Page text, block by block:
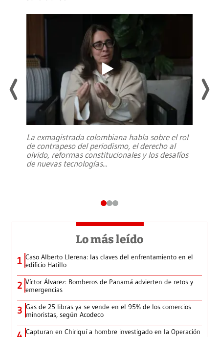
La exmagistrada colombiana habla sobre el rol
de contrapeso del periodismo, el derecho al
olvido, reformas constitucionales y los desafíos
de nuevas tecnologías...
Lo más leído
1 Caso Alberto Llerena: las claves del enfrentamiento en el
edificio Hatillo
2 Víctor Álvarez: Bomberos de Panamá advierten de retos y
emergencias
3 Gas de 25 libras ya se vende en el 95% de los comercios
minoristas, según Acodeco
Capturan en Chiriquí a hombre investigado en la Operación